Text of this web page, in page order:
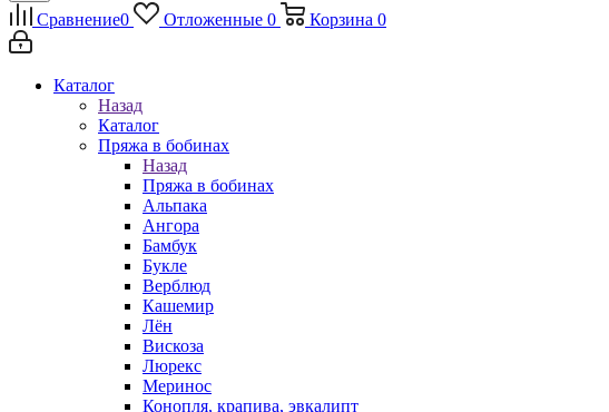
Сравнение0 Отложенные 0 Корзина 0
Каталог
Назад
Каталог
Пряжа в бобинах
Назад
Пряжа в бобинах
Альпака
Ангора
Бамбук
Букле
Верблюд
Кашемир
Лён
Вискоза
Люрекс
Меринос
Конопля, крапива, эвкалипт